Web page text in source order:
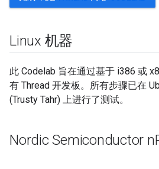
Linux 机器
此 Codelab 旨在通过基于 i386 或
有 Thread 开发板。所有步骤已在
(Trusty Tahr) 上进行了测试。
Nordic Semiconductor n